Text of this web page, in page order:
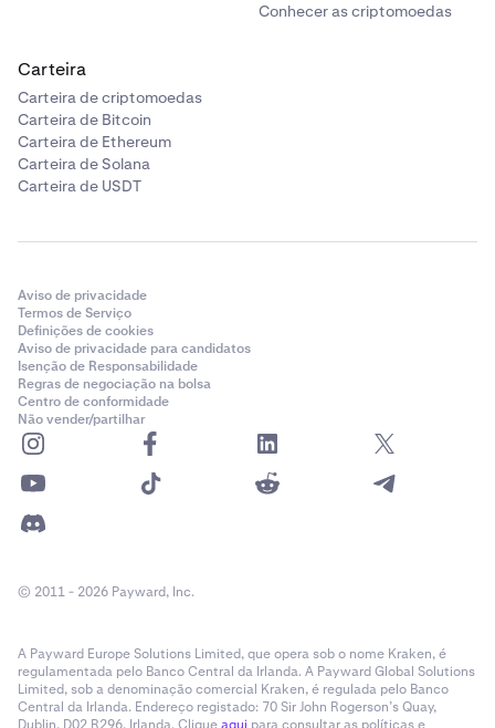
Conhecer as criptomoedas
Carteira
Carteira de criptomoedas
Carteira de Bitcoin
Carteira de Ethereum
Carteira de Solana
Carteira de USDT
Aviso de privacidade
Termos de Serviço
Definições de cookies
Aviso de privacidade para candidatos
Isenção de Responsabilidade
Regras de negociação na bolsa
Centro de conformidade
Não vender/partilhar
© 2011 - 2026 Payward, Inc.
A Payward Europe Solutions Limited, que opera sob o nome Kraken, é
regulamentada pelo Banco Central da Irlanda. A Payward Global Solutions
Limited, sob a denominação comercial Kraken, é regulada pelo Banco
Central da Irlanda. Endereço registado: 70 Sir John Rogerson’s Quay,